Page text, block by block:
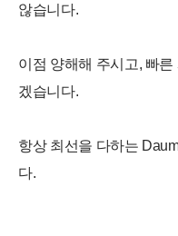
않습니다.
이점 양해해 주시고, 빠
겠습니다.
항상 최선을 다하는
다.